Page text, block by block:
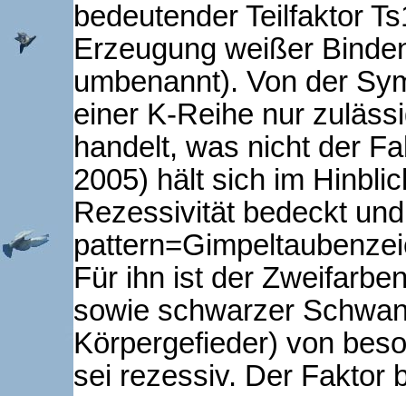
bedeutender Teilfaktor
Erzeugung weißer
umbenannt). Von der
einer K-Reihe nur
handelt, was nicht der
2005) hält sich im
Rezessivität bedeckt
Für ihn ist der
sowie schwarzer
Körpergefieder) von
sei rezessiv. Der Faktor